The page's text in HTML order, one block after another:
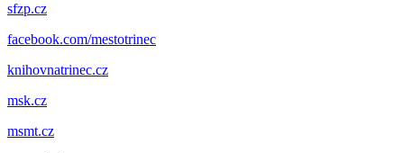
sfzp.cz
facebook.com/mestotrinec
knihovnatrinec.cz
msk.cz
msmt.cz